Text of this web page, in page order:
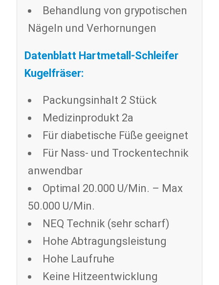
Behandlung von grypotischen
Nägeln und Verhornungen
Datenblatt Hartmetall-Schleifer
Kugelfräser:
Packungsinhalt 2 Stück
Medizinprodukt 2a
Für diabetische Füße geeignet
Für Nass- und Trockentechnik
anwendbar
Optimal 20.000 U/Min. – Max
50.000 U/Min.
NEQ Technik (sehr scharf)
Hohe Abtragungsleistung
Hohe Laufruhe
Keine Hitzeentwicklung